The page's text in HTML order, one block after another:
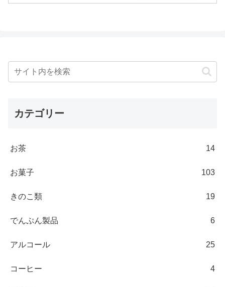
カテゴリー
お茶 14
お菓子 103
きのこ類 19
でんぷん製品 6
アルコール 25
コーヒー 4